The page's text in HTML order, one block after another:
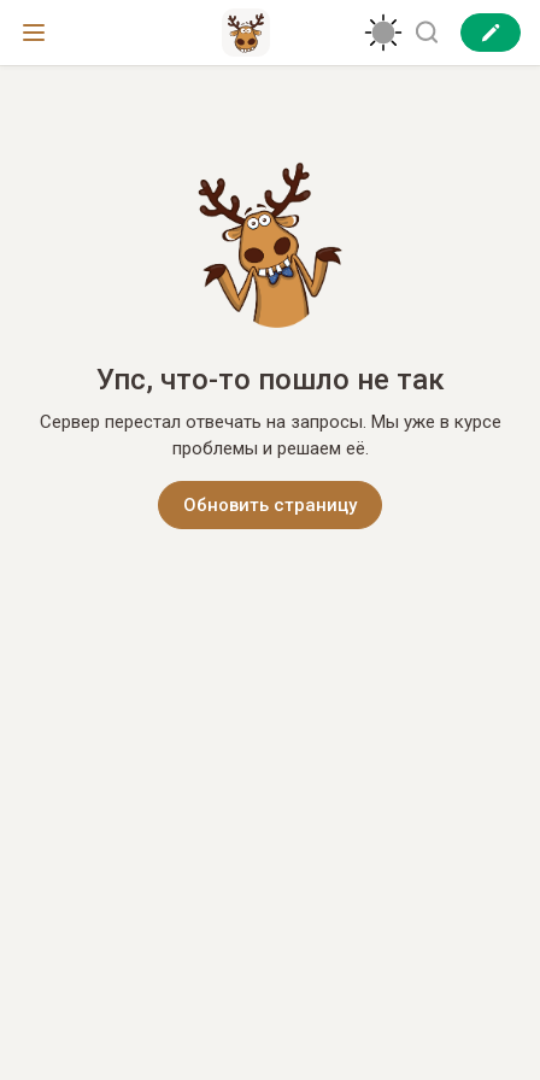
Упс, что-то пошло не так
Сервер перестал отвечать на запросы. Мы уже в курсе
проблемы и решаем её.
Обновить страницу